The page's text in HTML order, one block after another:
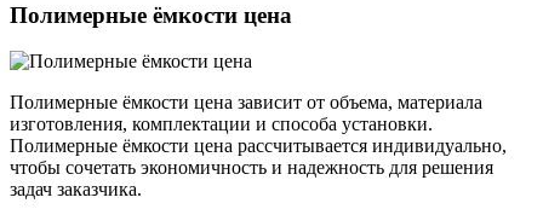
Полимерные ёмкости цена
Полимерные ёмкости цена зависит от объема, материала
изготовления, комплектации и способа установки.
Полимерные ёмкости цена рассчитывается индивидуально,
чтобы сочетать экономичность и надежность для решения
задач заказчика.